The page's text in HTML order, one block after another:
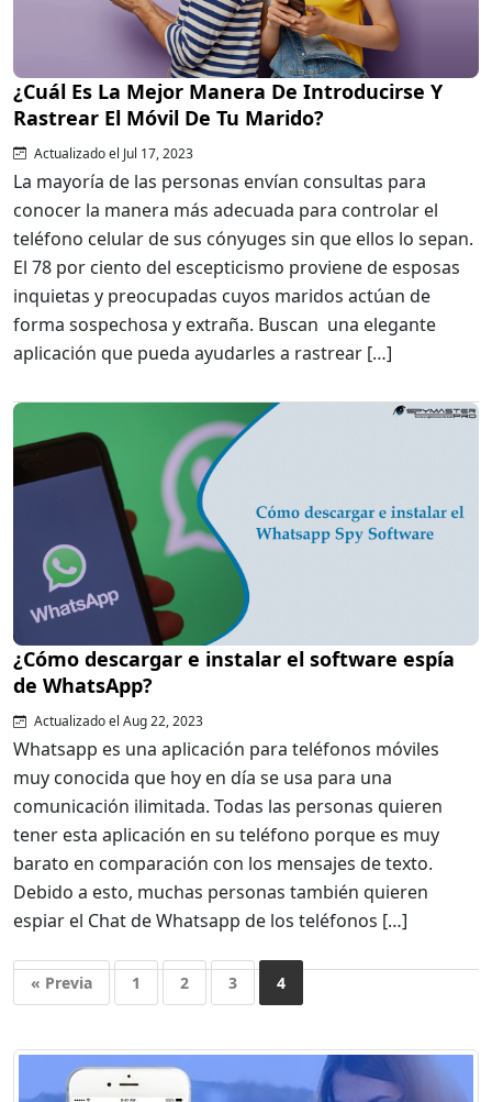
¿Cuál Es La Mejor Manera De Introducirse Y
Rastrear El Móvil De Tu Marido?
Actualizado el Jul 17, 2023
La mayoría de las personas envían consultas para
conocer la manera más adecuada para controlar el
teléfono celular de sus cónyuges sin que ellos lo sepan.
El 78 por ciento del escepticismo proviene de esposas
inquietas y preocupadas cuyos maridos actúan de
forma sospechosa y extraña. Buscan una elegante
aplicación que pueda ayudarles a rastrear […]
¿Cómo descargar e instalar el software espía
de WhatsApp?
Actualizado el Aug 22, 2023
Whatsapp es una aplicación para teléfonos móviles
muy conocida que hoy en día se usa para una
comunicación ilimitada. Todas las personas quieren
tener esta aplicación en su teléfono porque es muy
barato en comparación con los mensajes de texto.
Debido a esto, muchas personas también quieren
espiar el Chat de Whatsapp de los teléfonos […]
« Previa 1 2 3 4